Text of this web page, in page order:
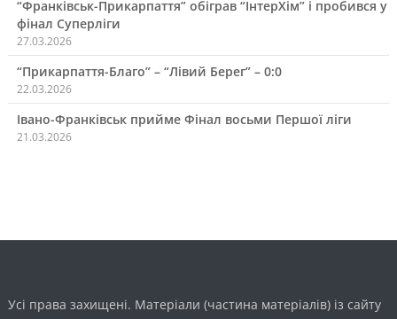
“Франківськ-Прикарпаття” обіграв “ІнтерХім” і пробився у
фінал Суперліги
27.03.2026
“Прикарпаття-Благо” – “Лівий Берег” – 0:0
22.03.2026
Івано-Франківськ прийме Фінал восьми Першої ліги
21.03.2026
Усі права захищені. Матеріали (частина матеріалів) із сайту